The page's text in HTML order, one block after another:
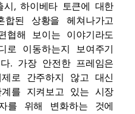
, 하이베타 토큰에 대한
된 상황을 헤쳐나가고
협해 보이는 이야기라도
이동하는지 보여주기
. 가장 안전한 프레임은
로 간주하지 않고 대신
를 지켜보고 있는 시장
를 위해 변화하는 것에